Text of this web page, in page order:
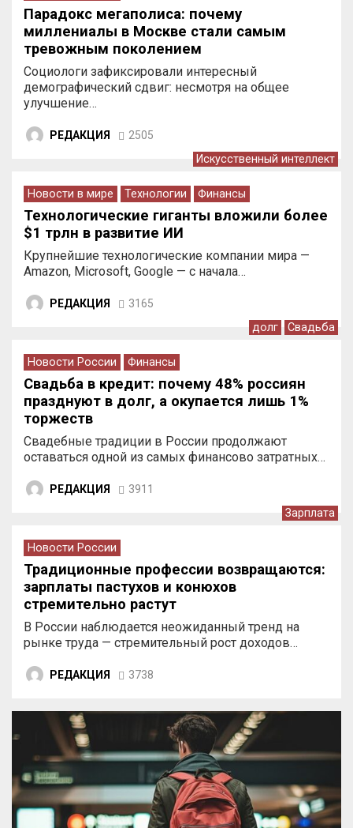
Парадокс мегаполиса: почему
миллениалы в Москве стали самым
тревожным поколением
Социологи зафиксировали интересный
демографический сдвиг: несмотря на общее
улучшение…
РЕДАКЦИЯ 2505
Искусственный интеллект
Новости в мире Технологии Финансы
Технологические гиганты вложили более
$1 трлн в развитие ИИ
Крупнейшие технологические компании мира —
Amazon, Microsoft, Google — с начала…
РЕДАКЦИЯ 3165
долг Свадьба
Новости России Финансы
Свадьба в кредит: почему 48% россиян
празднуют в долг, а окупается лишь 1%
торжеств
Свадебные традиции в России продолжают
оставаться одной из самых финансово затратных…
РЕДАКЦИЯ 3911
Зарплата
Новости России
Традиционные профессии возвращаются:
зарплаты пастухов и конюхов
стремительно растут
В России наблюдается неожиданный тренд на
рынке труда — стремительный рост доходов…
РЕДАКЦИЯ 3738